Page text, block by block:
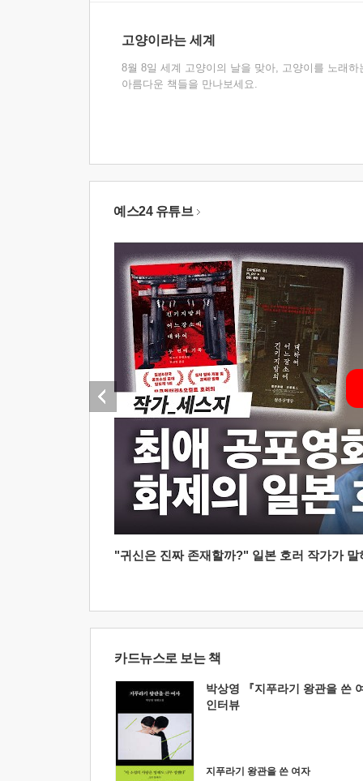
고양이라는 세계
8월 8일 세계 고양이의 날을 맞아, 고양이를 노래하
아름다운 책들을 만나보세요.
예스24 유튜브
"귀신은 진짜 존재할까?" 일본 호러 작가가
카드뉴스로 보는 책
박상영 『지푸라기 왕관을 쓴
인터뷰
지푸라기 왕관을 쓴 여자